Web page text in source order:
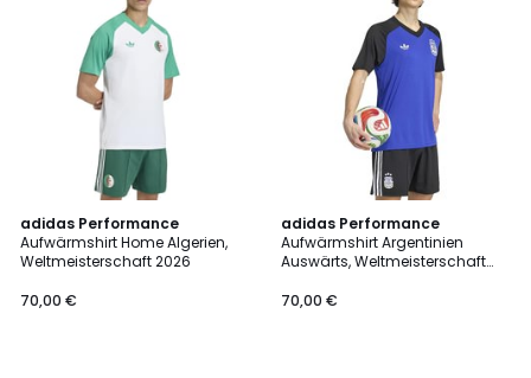
adidas Performance
Aufwärmshirt Home Algerien,
Weltmeisterschaft 2026
70,00 €
5
/
5
adidas Performance
Aufwärmshirt Argentinien
Auswärts, Weltmeisterschaft
70,00 €
5
/
5